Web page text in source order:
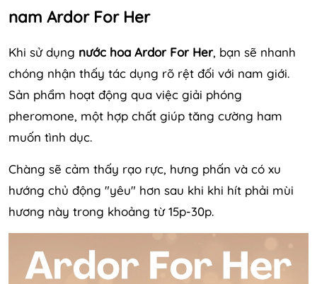
nam Ardor For Her
Khi sử dụng nước hoa Ardor For Her, bạn sẽ nhanh
chóng nhận thấy tác dụng rõ rệt đối với nam giới.
Sản phẩm hoạt động qua việc giải phóng
pheromone, một hợp chất giúp tăng cường ham
muốn tình dục.
Chàng sẽ cảm thấy rạo rực, hưng phấn và có xu
hướng chủ động "yêu" hơn sau khi khi hít phải mùi
hương này trong khoảng từ 15p-30p.